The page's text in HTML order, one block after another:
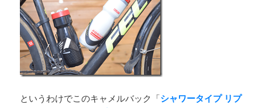
というわけでこのキャメルバック「シャワータイプ リプ